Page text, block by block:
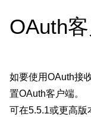
OAuth
如要使用OAuth接
置OAuth客户端。
可在5.5.1或更高版